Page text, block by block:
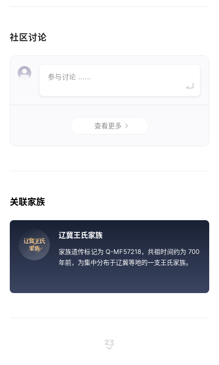
社区讨论
参与讨论 ......
查看更多
关联家族
辽冀王氏
家族
辽冀王氏家族
家族遗传标记为 Q-MF57218，共祖时间约为 700
年前，为集中分布于辽冀等地的一支王氏家族。